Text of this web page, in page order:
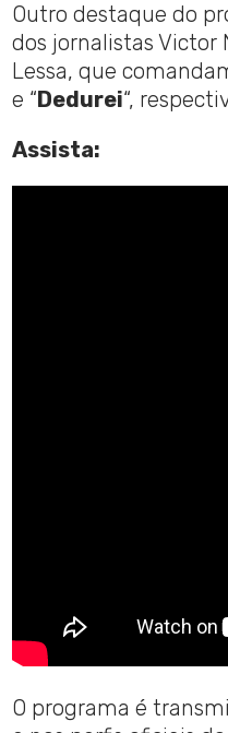
Outro destaque do
dos jornalistas Victor
Lessa, que
e “ Dedurei“,
Assista:
O programa é